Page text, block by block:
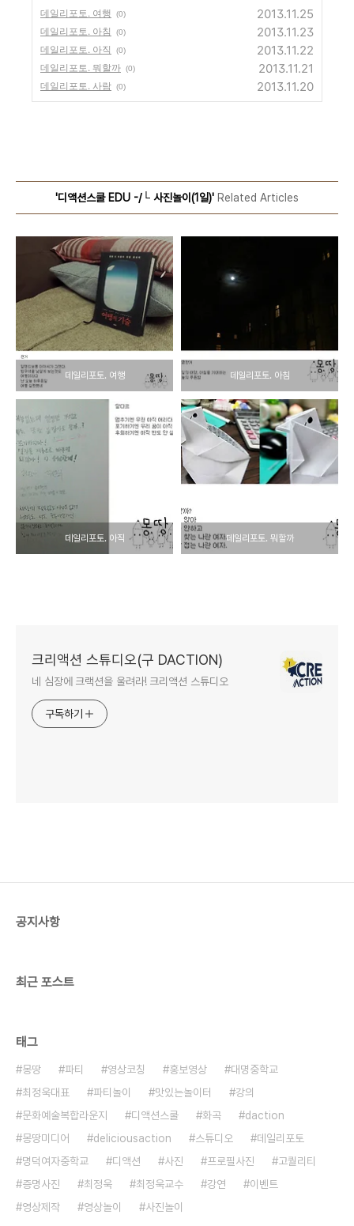
데일리포토. 여행 (0) 2013.11.25
데일리포토. 아침 (0) 2013.11.23
데일리포토. 아직 (0) 2013.11.22
데일리포토. 뭐할까 (0) 2013.11.21
데일리포토. 사람 (0) 2013.11.20
'디액션스쿨 EDU -/└ 사진놀이(1일)' Related Articles
데일리포토. 여행 데일리포토. 아침
데일리포토. 아직 데일리포토. 뭐할까
크리액션 스튜디오(구 DACTION)
네 심장에 크랙션을 울려라! 크리액션 스튜디오
구독하기
공지사항
최근 포스트
태그
몽땅 파티 영상코칭 홍보영상
대명중학교
최정욱대표
파티놀이 맛있는놀이터
강의
문화예술복합라운지
디액션스쿨 화곡
daction
몽땅미디어
deliciousaction 스튜디오
데일리포토
명덕여자중학교
디액션 사진 프로필사진
고퀄리티
증명사진
최정욱 최정욱교수 강연
이벤트
영상제작
영상놀이 사진놀이